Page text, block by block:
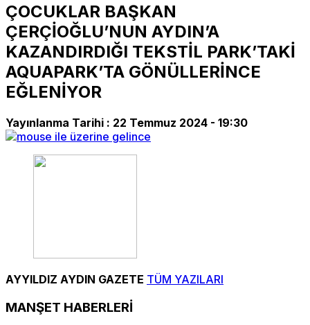
ÇOCUKLAR BAŞKAN
ÇERÇİOĞLU’NUN AYDIN’A
KAZANDIRDIĞI TEKSTİL PARK’TAKİ
AQUAPARK’TA GÖNÜLLERİNCE
EĞLENİYOR
Yayınlanma Tarihi : 22 Temmuz 2024 - 19:30
AYYILDIZ AYDIN GAZETE TÜM YAZILARI
MANŞET HABERLERİ